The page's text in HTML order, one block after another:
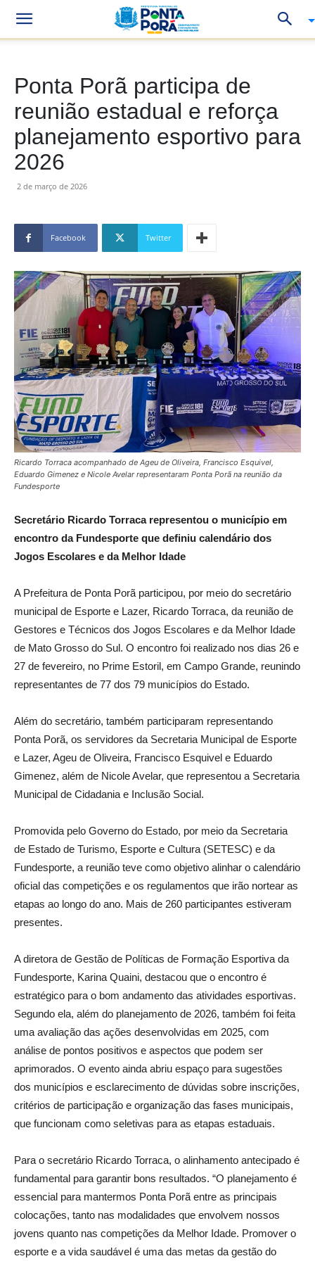
Ponta Porã participa de
reunião estadual e reforça
planejamento esportivo para
2026
2 de março de 2026
Facebook Twitter
Ricardo Torraca acompanhado de Ageu de Oliveira, Francisco Esquivel,
Eduardo Gimenez e Nicole Avelar representaram Ponta Porã na reunião da
Fundesporte
Secretário Ricardo Torraca representou o município em
encontro da Fundesporte que definiu calendário dos
Jogos Escolares e da Melhor Idade
A Prefeitura de Ponta Porã participou, por meio do secretário
municipal de Esporte e Lazer, Ricardo Torraca, da reunião de
Gestores e Técnicos dos Jogos Escolares e da Melhor Idade
de Mato Grosso do Sul. O encontro foi realizado nos dias 26 e
27 de fevereiro, no Prime Estoril, em Campo Grande, reunindo
representantes de 77 dos 79 municípios do Estado.
Além do secretário, também participaram representando
Ponta Porã, os servidores da Secretaria Municipal de Esporte
e Lazer, Ageu de Oliveira, Francisco Esquivel e Eduardo
Gimenez, além de Nicole Avelar, que representou a Secretaria
Municipal de Cidadania e Inclusão Social.
Promovida pelo Governo do Estado, por meio da Secretaria
de Estado de Turismo, Esporte e Cultura (SETESC) e da
Fundesporte, a reunião teve como objetivo alinhar o calendário
oficial das competições e os regulamentos que irão nortear as
etapas ao longo do ano. Mais de 260 participantes estiveram
presentes.
A diretora de Gestão de Políticas de Formação Esportiva da
Fundesporte, Karina Quaini, destacou que o encontro é
estratégico para o bom andamento das atividades esportivas.
Segundo ela, além do planejamento de 2026, também foi feita
uma avaliação das ações desenvolvidas em 2025, com
análise de pontos positivos e aspectos que podem ser
aprimorados. O evento ainda abriu espaço para sugestões
dos municípios e esclarecimento de dúvidas sobre inscrições,
critérios de participação e organização das fases municipais,
que funcionam como seletivas para as etapas estaduais.
Para o secretário Ricardo Torraca, o alinhamento antecipado é
fundamental para garantir bons resultados. “O planejamento é
essencial para mantermos Ponta Porã entre as principais
colocações, tanto nas modalidades que envolvem nossos
jovens quanto nas competições da Melhor Idade. Promover o
esporte e a vida saudável é uma das metas da gestão do